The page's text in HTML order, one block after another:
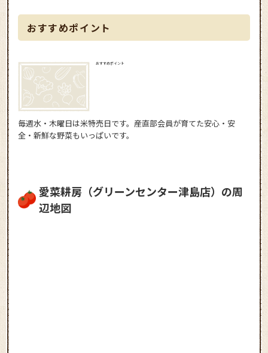
おすすめポイント
おすすめポイント
毎週水・木曜日は米特売日です。産直部会員が育てた安心・安
全・新鮮な野菜もいっぱいです。
愛菜耕房（グリーンセンター津島店）の周
辺地図